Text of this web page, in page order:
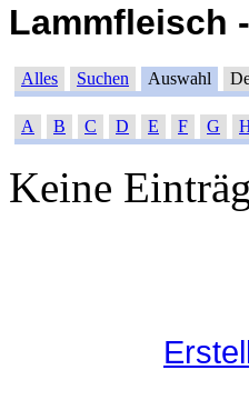
Lammfleisch
Alles Suchen Auswahl
A B C D E F G
Keine